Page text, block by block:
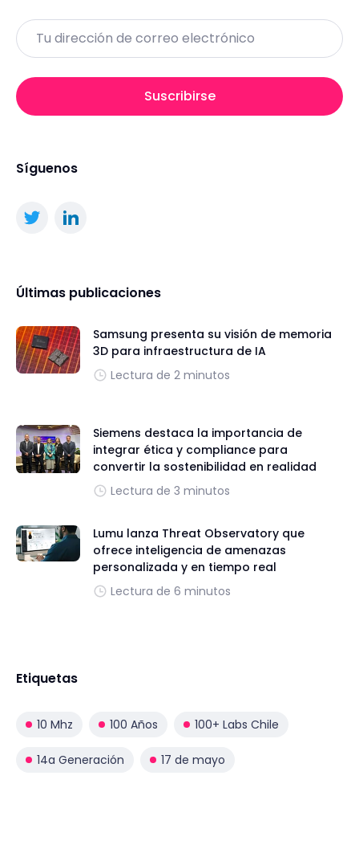
Email
Suscribirse
Síguenos
Últimas publicaciones
Samsung presenta su visión de memoria
3D para infraestructura de IA
Lectura de 2 minutos
Siemens destaca la importancia de
integrar ética y compliance para
convertir la sostenibilidad en realidad
Lectura de 3 minutos
Lumu lanza Threat Observatory que
ofrece inteligencia de amenazas
personalizada y en tiempo real
Lectura de 6 minutos
Etiquetas
10 Mhz 100 Años 100+ Labs Chile
14a Generación 17 de mayo